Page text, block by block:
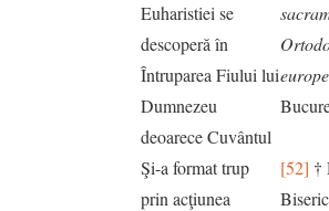
Euharistiei se
descoperă în
Întruparea Fiului lui
Dumnezeu
deoarece Cuvântul
Şi-a format trup
prin acţiunea
[52] †